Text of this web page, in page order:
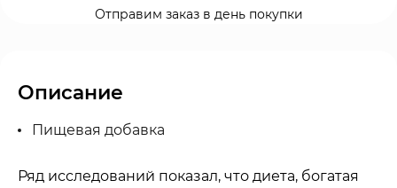
Отправим заказ в день покупки
Описание
Пищевая добавка
Ряд исследований показал, что диета, богатая